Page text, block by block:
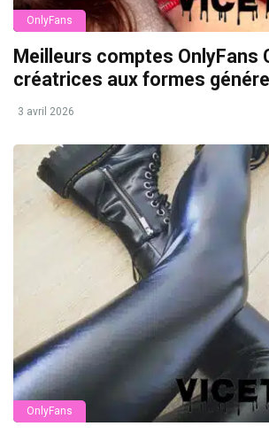
OnlyFans
Meilleurs comptes OnlyFans
créatrices aux formes
3 avril 2026
OnlyFans